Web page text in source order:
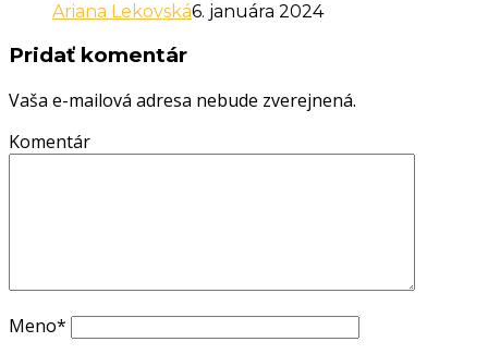
Ariana Lekovská6. januára 2024
Pridať komentár
Vaša e-mailová adresa nebude zverejnená.
Komentár
Meno*